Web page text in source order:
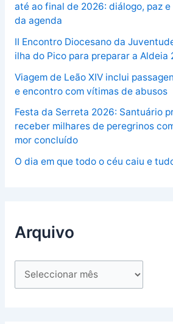
até ao final de 2026: diálogo, paz
da agenda
II Encontro Diocesano da
ilha do Pico para preparar a Aldeia
Viagem de Leão XIV inclui
e encontro com vítimas de abusos
Festa da Serreta 2026: Santuário
receber milhares de peregrinos
mor concluído
O dia em que todo o céu caiu e
Arquivo